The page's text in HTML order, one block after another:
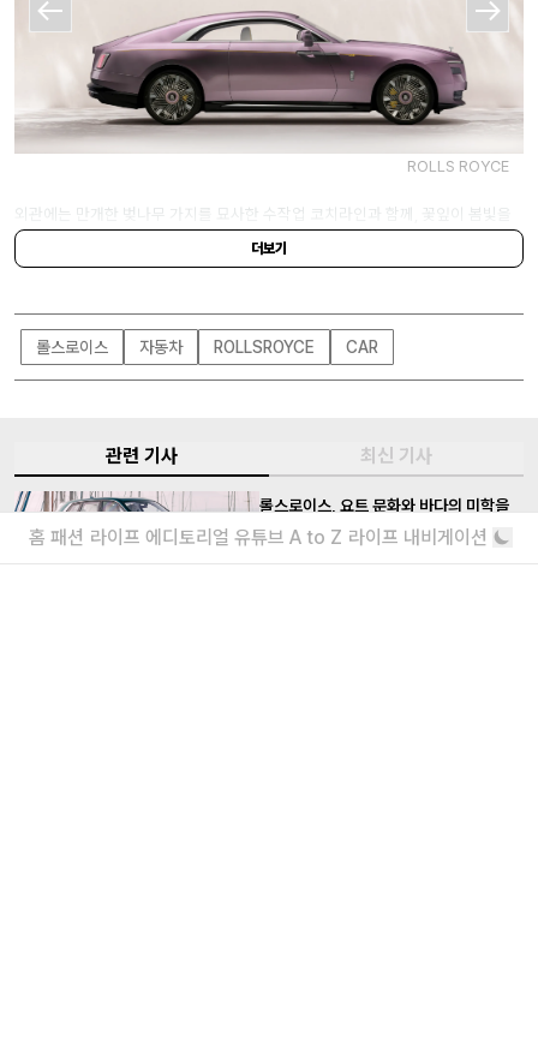
ROLLS ROYCE
외관에는 만개한 벚나무 가지를 묘사한 수작업 코치라인과 함께, 꽃잎이 봄빛을
향해 서서히 피어나는 모습을 형상화한 새로운 23인치 휠 디자인이 적용돼 자연
으며 좌석 헤드레스트에도 꽃잎의 형상을 입체적으로 표현한 자수가 더해졌다.
실내에서 가장 돋보이는 요소는 독특한 질감의 블랙우드 페시아와 중앙 콘솔로,
디테일을 보존하면서도 매끄러운 마감을 유지할 수 있는 전용 연마 공정을 개발
했다.스펙터 인스파이어드 바이 프리마베라 주문은 내년 초까지 가능하며, 202
6년 봄 이전부터 순차적으로 고객에게 인도될 예정이다.
더보기
롤스로이스 자동차 ROLLSROYCE CAR
관련 기사 최신 기사
롤스로이스, 요트 문화와 바다의 미학을
담은 ‘컬리넌 요팅’ 공개
동·서·남·북을 테마로 제작된 4대의 차량
홈 패션 라이프 에디토리얼 유튜브 A to Z 라이프 내비게이션